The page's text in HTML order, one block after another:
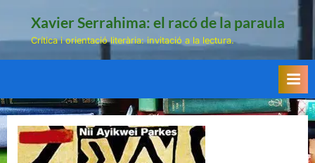
Xavier Serrahima: el racó de la paraula
Crítica i orientació literària: invitació a la lectura.